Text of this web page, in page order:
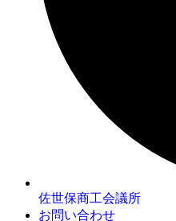
佐世保商工会議所
お問い合わせ